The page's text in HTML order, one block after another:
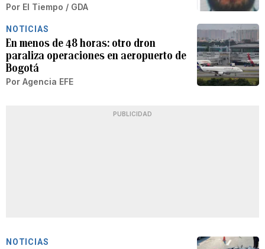
Por El Tiempo / GDA
NOTICIAS
En menos de 48 horas: otro dron
paraliza operaciones en aeropuerto de
Bogotá
Por Agencia EFE
PUBLICIDAD
NOTICIAS